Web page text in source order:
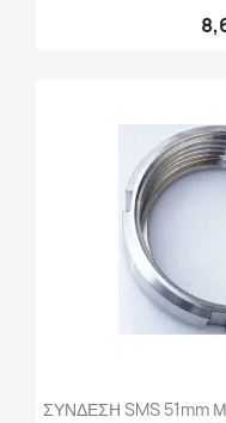
ΣΥΝΔΕΣΗ SMS 51mm